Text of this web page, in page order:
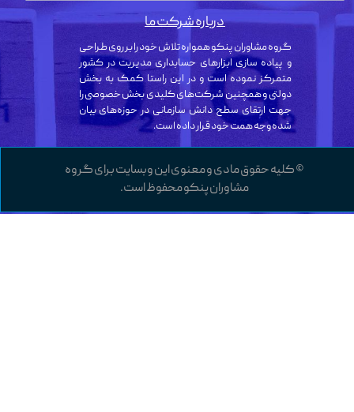
© کلیه حقوق مادی و معنوی این وبسایت برای گروه
مشاوران پنکو محفوظ است.
گروه مشاوران پنکو همواره تلاش خود را بر روی طراحی
و پیاده سازی ابزارهای حسابداری مدیریت در کشور
متمرکز نموده است و در این راستا کمک به بخش
دولتی و همچنین شرکت‌های کلیدی بخش خصوصی را
جهت ارتقای سطح دانش سازمانی در حوزه‌های بیان
شده وجه همت خود قرار داده است.
درباره شرکت ما